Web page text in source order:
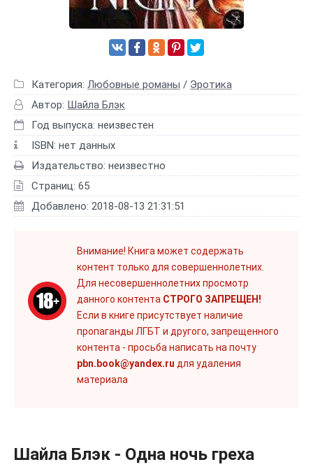
Категория: Любовные романы / Эротика
Автор: Шайла Блэк
Год выпуска: неизвестен
ISBN: нет данных
Издательство: неизвестно
Страниц: 65
Добавлено: 2018-08-13 21:31:51
Внимание! Книга может содержать
контент только для совершеннолетних.
Для несовершеннолетних просмотр
данного контента СТРОГО ЗАПРЕЩЕН!
Если в книге присутствует наличие
пропаганды ЛГБТ и другого, запрещенного
контента - просьба написать на почту
pbn.book@yandex.ru для удаления
материала
Шайла Блэк - Одна ночь греха